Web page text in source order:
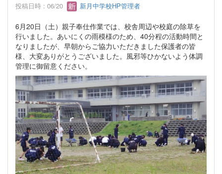
投稿日時 : 06/20 新月中学校HP管理者
6月20日（土）親子奉仕作業では、校舎周辺や校庭の除草を
行いました。あいにくの雨模様のため、40分程の活動時間と
なりましたが、早朝からご協力いただきました保護者の皆
様、大変ありがとうございました。風邪等ひかないよう体調
管理に御留意ください。